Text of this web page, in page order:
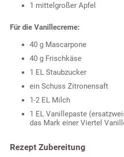
1 mittelgroßer Apfel
Für die Vanillecreme:
40 g Mascarpone
40 g Frischkäse
1 EL Staubzucker
ein Schuss Zitronensaft
1-2 EL Milch
1 EL Vanillepaste
das Mark einer Viertel
Rezept Zubereitung